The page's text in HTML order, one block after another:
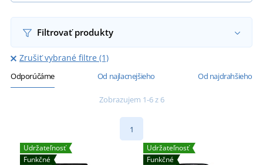
Filtrovať produkty
Zrušiť vybrané filtre (1)
Odporúčáme Od najlacnejšieho Od najdrahšieho
Zobrazujem 1-6 z 6
1
Udržateľnosť
Funkčné
Udržateľnosť
Funkčné